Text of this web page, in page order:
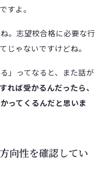
すよ。
。志望校合格に必要な行
じゃないですけどね。
」ってなると、また話が
れば受かるんだったら、
ってくるんだと思いま
向性を確認してい